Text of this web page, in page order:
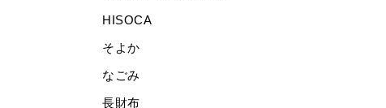
HISOCA
そよか
なごみ
長財布